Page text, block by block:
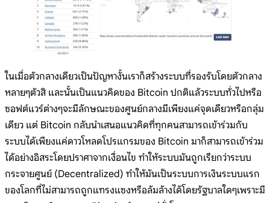
ในเมื่อตัวกลางเดียวเป็นปัญหางั้นเราก็สร้างระบบที่รองรับโดยตัวกลาง
หลายๆตัวสิ และนั้นเป็นแนวคิดของ Bitcoin ปกติแล้วระบบทั่วไปหรือ
ซอฟต์แวร์ต่างๆจะมีลักษณะของศูนย์กลางมีเพียงแค่จุดเดียวหรือกลุ่ม
เดียว แต่ Bitcoin กลับนำเสนอแนวคิดที่ทุกคนสามารถเข้าร่วมกับ
ระบบได้เพียงแค่ดาวโหลดโปรแกรมของ Bitcoin มาก็สามารถเข้าร่วม
ได้อย่างอิสระโดยปราศาจากเงื่อนไข ทำให้ระบบมันถูกเรียกว่าระบบ
กระจายศูนย์ (Decentralized) ทำให้มันเป็นระบบการเงินระบบแรก
ของโลกที่ไม่สามารถถูกแทรงแซงหรือล้มล้างได้โดยรัฐบาลใดๆเพราะมี